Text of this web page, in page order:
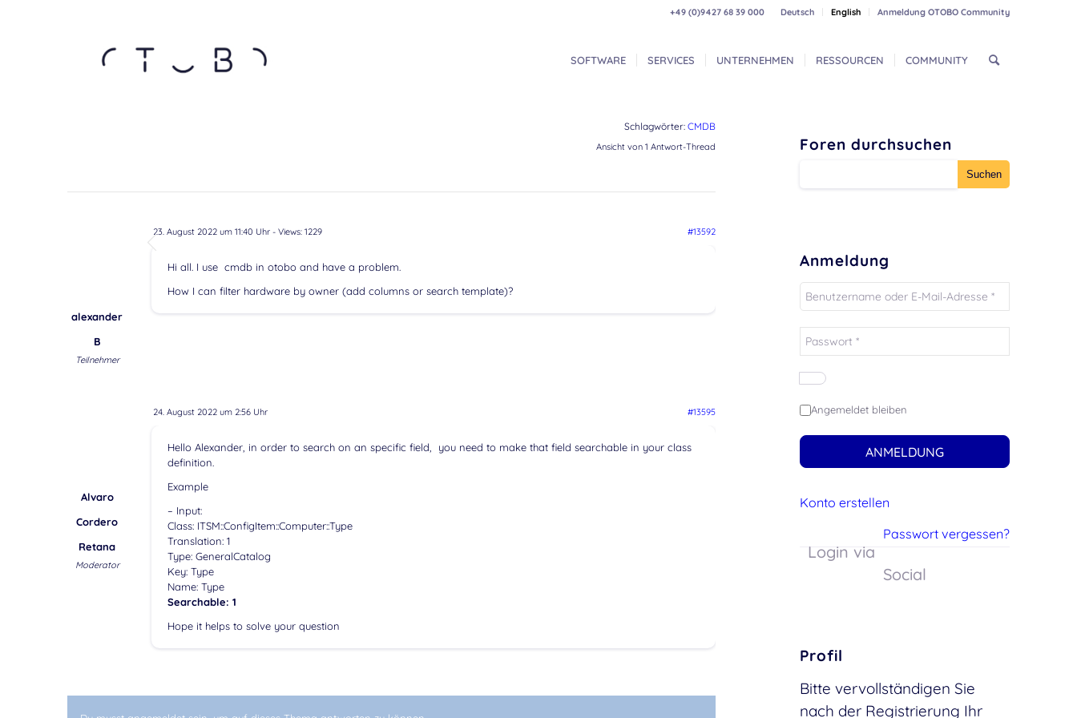
Deutsch English Anmeldung OTOBO Community
+49 (0)9427 68 39 000
SOFTWARE SERVICES UNTERNEHMEN RESSOURCEN COMMUNITY
Schlagwörter: CMDB
Ansicht von 1 Antwort-Thread
23. August 2022 um 11:40 Uhr- Views: 1229 #13592
alexander
B
Teilnehmer
Hi all. I use cmdb in otobo and have a problem.
How I can filter hardware by owner (add columns or search template)?
24. August 2022 um 2:56 Uhr #13595
Alvaro
Cordero
Retana
Moderator
Hello Alexander, in order to search on an specific field, you need to make that field searchable in your class
definition.
Example
– Input:
Class: ITSM::ConfigItem::Computer::Type
Translation: 1
Type: GeneralCatalog
Key: Type
Name: Type
Searchable: 1
Hope it helps to solve your question
Foren durchsuchen
Anmeldung
Angemeldet bleiben
ANMELDUNG
Konto erstellen
Passwort vergessen?
Login via
Social
Profil
Bitte vervollständigen Sie
nach der Registrierung Ihr